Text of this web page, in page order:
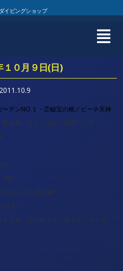
イビングショップ
１０月９日(日)
デンNO.１・②秘宝の根／ビーチ天神
真由美・ヤス・ポロ・請関・小川
／
弱い
ーガーデン流れ有り
％）
１２名・ビーチファンダイビング１６